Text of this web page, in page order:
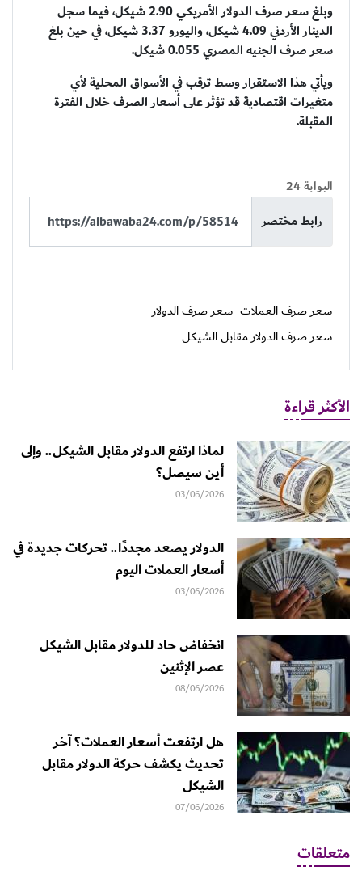
وبلغ سعر صرف الدولار الأمريكي 2.90 شيكل، فيما سجل
الدينار الأردني 4.09 شيكل، واليورو 3.37 شيكل، في حين بلغ
سعر صرف الجنيه المصري 0.055 شيكل.
ويأتي هذا الاستقرار وسط ترقب في الأسواق المحلية لأي
متغيرات اقتصادية قد تؤثر على أسعار الصرف خلال الفترة
المقبلة.
البوابة 24
رابط مختصر
سعر صرف العملات سعر صرف الدولار
سعر صرف الدولار مقابل الشيكل
الأكثر قراءة
لماذا ارتفع الدولار مقابل الشيكل.. وإلى
أين سيصل؟
03/06/2026
الدولار يصعد مجددًا.. تحركات جديدة في
أسعار العملات اليوم
03/06/2026
انخفاض حاد للدولار مقابل الشيكل
عصر الإثنين
08/06/2026
هل ارتفعت أسعار العملات؟ آخر
تحديث يكشف حركة الدولار مقابل
الشيكل
07/06/2026
متعلقات